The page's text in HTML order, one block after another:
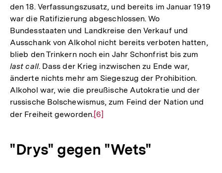
den 18. Verfassungszusatz, und bereits im Januar 1919
war die Ratifizierung abgeschlossen. Wo
Bundesstaaten und Landkreise den Verkauf und
Ausschank von Alkohol nicht bereits verboten hatten,
blieb den Trinkern noch ein Jahr Schonfrist bis zum
last call. Dass der Krieg inzwischen zu Ende war,
änderte nichts mehr am Siegeszug der Prohibition.
Alkohol war, wie die preußische Autokratie und der
russische Bolschewismus, zum Feind der Nation und
der Freiheit geworden.Zur
Fußnote
[6]
"Drys" gegen "Wets"